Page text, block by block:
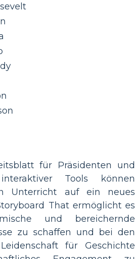
für Präsidenten und
Tools können
Unterricht auf ein neues
That ermöglicht es
und bereichernde
zu schaffen und bei den
für Geschichte